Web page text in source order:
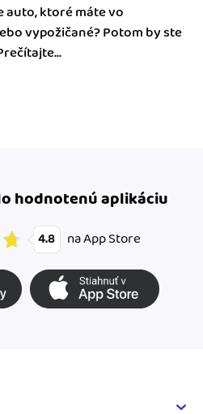
auto, ktoré máte vo
vypožičané? Potom by ste
hodnotenú aplikáciu
4.8 na App Store